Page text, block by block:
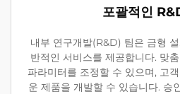
포괄적인
내부 연구개발(R&D) 팀은 금형
반적인 서비스를 제공합니다. 맞
파라미터를 조정할 수 있으며, 고
운 제품을 개발할 수 있습니다. 승